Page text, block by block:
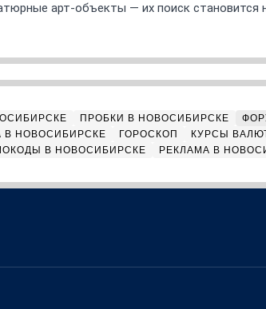
арт-объекты — их поиск становится
ПРОБКИ В НОВОСИБИРСКЕ
В НОВОСИБИРСКЕ ГОРОСКОП
КУРСЫ
В НОВОСИБИРСКЕ РЕКЛАМА В